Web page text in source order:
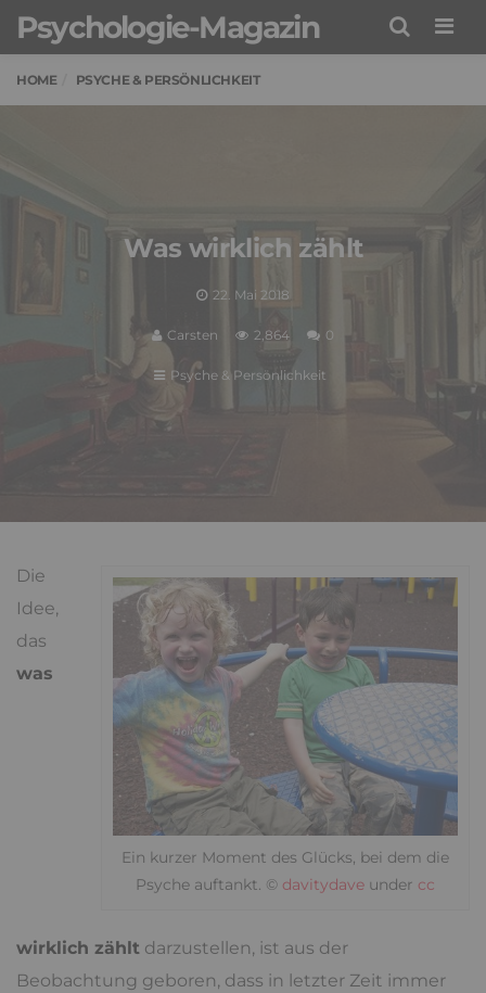
Psychologie-Magazin
HOME PSYCHE & PERSÖNLICHKEIT
Was wirklich zählt
22. Mai 2018
Carsten 2,864 0
Psyche & Persönlichkeit
Ein kurzer Moment des Glücks, bei dem die
Psyche auftankt. © davitydave under cc
Die
Idee,
das
was
wirklich zählt darzustellen, ist aus der
Beobachtung geboren, dass in letzter Zeit immer